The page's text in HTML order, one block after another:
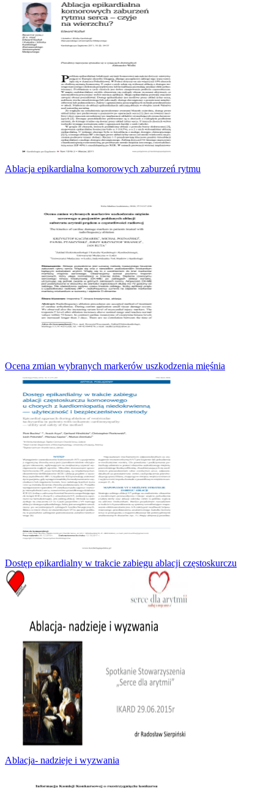
Ablacja epikardialna komorowych zaburzeń rytmu
Ocena zmian wybranych markerów uszkodzenia mięśnia
Dostęp epikardialny w trakcie zabiegu ablacji częstoskurczu
Ablacja- nadzieje i wyzwania